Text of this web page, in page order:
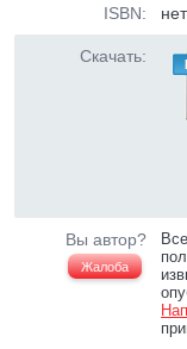
ISBN:
Скачать:
Вы автор?
Жалоба